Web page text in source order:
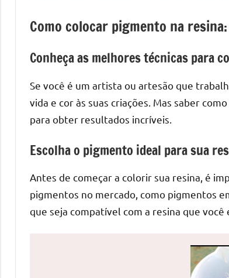
e
Como colocar pigmento na
Conheça as melhores técnicas para
Se você é um artista ou artesão que
vida e cor às suas criações. Mas saber
para obter resultados incríveis.
Escolha o pigmento ideal para sua
Antes de começar a colorir sua resina, é
pigmentos no mercado, como pigmentos
que seja compatível com a resina que você